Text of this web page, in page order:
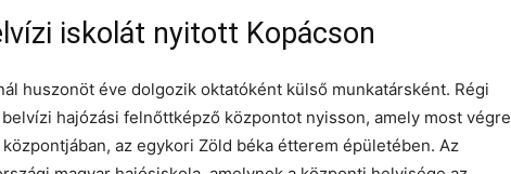
iskolát nyitott Kopácson
huszonöt éve dolgozik oktatóként külső munkatársként. Régi
hajózási felnőttképző központot nyisson, amely most végre
az egykori Zöld béka étterem épületében. Az